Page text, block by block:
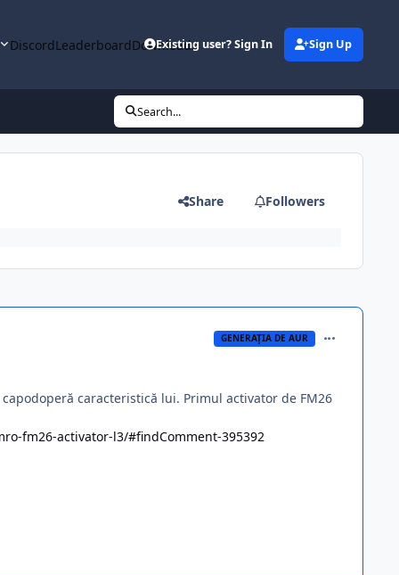
DiscordLeaderboardDownloads
Existing user? Sign In Sign Up
Search...
Share Followers
GENERAŢIA DE AUR
caracteristică lui. Primul activator de FM26
fm26-activator-l3/#findComment-395392